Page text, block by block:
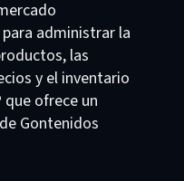
administrar la
las
y el inventario
que ofrece un
Gontenidos